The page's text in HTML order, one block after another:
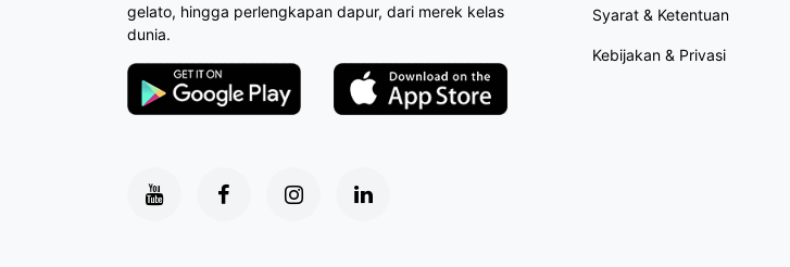
gelato, hingga perlengkapan dapur, dari merek kelas
dunia.
Syarat & Ketentuan
Kebijakan & Privasi